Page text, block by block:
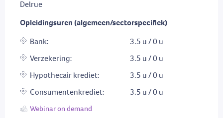
Delrue
Opleidingsuren (algemeen/sectorspecifiek)
Bank:
3.5 u / 0 u
Verzekering:
3.5 u / 0 u
Hypothecair krediet:
3.5 u / 0 u
Consumentenkrediet:
3.5 u / 0 u
Webinar on demand